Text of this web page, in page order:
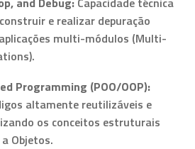
e realizar depuração
multi-módulos (Multi-
Programming (POO/OOP):
altamente reutilizáveis e
os conceitos estruturais
Objetos.